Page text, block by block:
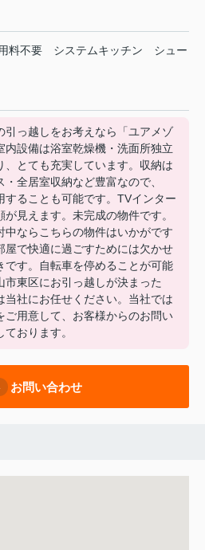
料不要 システムキッチン
シュー
引っ越しをお考えなら「ユアメゾ
設備は浴室乾燥機・洗面所独立
、とても充実しています。収納は
全居室収納など豊富なので、
することも可能です。TVインター
見えます。未完成の物件です。
中ならこちらの物件はいかがです
屋で快適に過ごすためには欠かせ
です。自転車を停めることが可能
市東区にお引っ越しが決まった
当社にお任せください。当社では
ご用意して、お客様からのお問い
おります。
お問い合わせ